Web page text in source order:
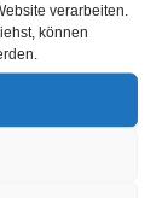
verarbeiten.
können